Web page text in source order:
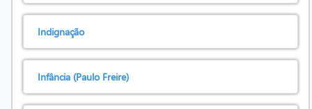
Indignação
Infância (Paulo Freire)